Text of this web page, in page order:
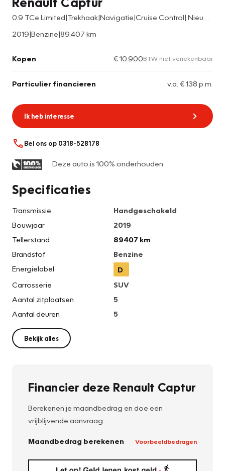
2019|Benzine|89.407 km
Kopen € 10.900BTW niet verrekenbaar
Particulier financieren v.a. € 138 p.m.
Ik heb interesse
Bel ons op 0318-528178
Deze auto is 100% onderhouden
Specificaties
Transmissie
Handgeschakeld
Bouwjaar
2019
Tellerstand
89407 km
Brandstof
Benzine
Energielabel
D
Carrosserie
SUV
Aantal zitplaatsen
5
Aantal deuren
5
Bekijk alles
Financier deze Renault Captur
Berekenen je maandbedrag en doe een
vrijblijvende aanvraag.
Maandbedrag berekenen Voorbeeldbedragen